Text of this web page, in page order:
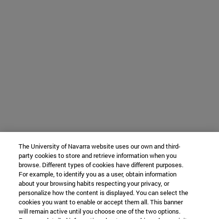
The University of Navarra website uses our own and third-
party cookies to store and retrieve information when you
browse. Different types of cookies have different purposes.
For example, to identify you as a user, obtain information
about your browsing habits respecting your privacy, or
personalize how the content is displayed. You can select the
cookies you want to enable or accept them all. This banner
will remain active until you choose one of the two options.